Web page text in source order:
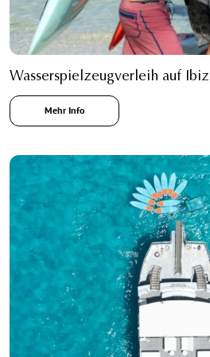
Wasserspielzeugverleih auf
Mehr Info